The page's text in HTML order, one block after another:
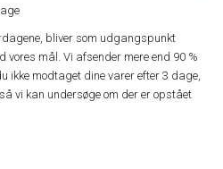
bliver som udgangspunkt
mål. Vi afsender mere end 90 %
ikke modtaget dine varer efter 3 dage,
vi kan undersøge om der er opstået